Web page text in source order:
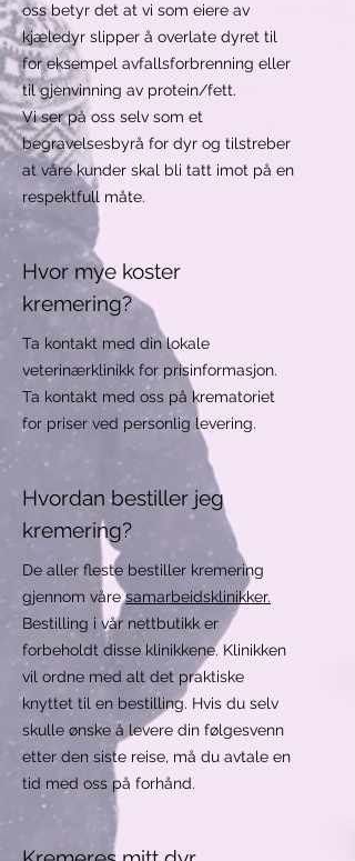
oss betyr det at vi som eiere av
kjæledyr slipper å overlate dyret til
for eksempel avfallsforbrenning eller
til gjenvinning av protein/fett.
Vi ser på oss selv som et
begravelsesbyrå for dyr og tilstreber
at våre kunder skal bli tatt imot på en
respektfull måte.
Hvor mye koster
kremering?
Ta kontakt med din lokale
veterinærklinikk for prisinformasjon.
Ta kontakt med oss på krematoriet
for priser ved personlig levering.
Hvordan bestiller jeg
kremering?
De aller fleste bestiller kremering
gjennom våresamarbeidsklinikker.
Bestilling i vår nettbutikk er
forbeholdt disse klinikkene. Klinikken
vil ordne med alt det praktiske
knyttet til en bestilling. Hvis du selv
skulle ønske å levere din følgesvenn
etter den siste reise, må du avtale en
tid med oss på forhånd.